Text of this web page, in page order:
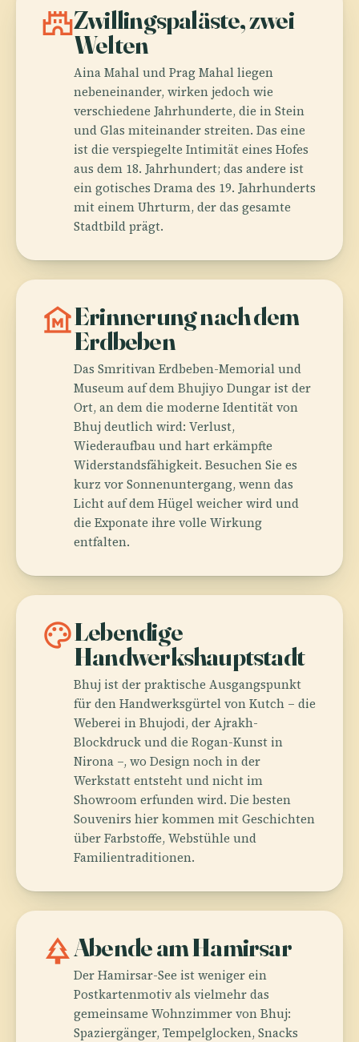
castleZwillingspaläste, zwei
Welten
Aina Mahal und Prag Mahal liegen
nebeneinander, wirken jedoch wie
verschiedene Jahrhunderte, die in Stein
und Glas miteinander streiten. Das eine
ist die verspiegelte Intimität eines Hofes
aus dem 18. Jahrhundert; das andere ist
ein gotisches Drama des 19. Jahrhunderts
mit einem Uhrturm, der das gesamte
Stadtbild prägt.
museumErinnerung nach dem
Erdbeben
Das Smritivan Erdbeben-Memorial und
Museum auf dem Bhujiyo Dungar ist der
Ort, an dem die moderne Identität von
Bhuj deutlich wird: Verlust,
Wiederaufbau und hart erkämpfte
Widerstandsfähigkeit. Besuchen Sie es
kurz vor Sonnenuntergang, wenn das
Licht auf dem Hügel weicher wird und
die Exponate ihre volle Wirkung
entfalten.
paletteLebendige
Handwerkshauptstadt
Bhuj ist der praktische Ausgangspunkt
für den Handwerksgürtel von Kutch – die
Weberei in Bhujodi, der Ajrakh-
Blockdruck und die Rogan-Kunst in
Nirona –, wo Design noch in der
Werkstatt entsteht und nicht im
Showroom erfunden wird. Die besten
Souvenirs hier kommen mit Geschichten
über Farbstoffe, Webstühle und
Familientraditionen.
parkAbende am Hamirsar
Der Hamirsar-See ist weniger ein
Postkartenmotiv als vielmehr das
gemeinsame Wohnzimmer von Bhuj:
Spaziergänger, Tempelglocken, Snacks